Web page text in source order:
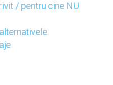
/ pentru cine NU